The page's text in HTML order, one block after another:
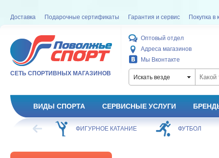
Доставка Подарочные сертификаты Гарантия и сервис Покупка в
СЕТЬ СПОРТИВНЫХ МАГАЗИНОВ
Оптовый отдел
Адреса магазинов
Мы Вконтакте
Искать везде
ВИДЫ СПОРТА СЕРВИСНЫЕ УСЛУГИ
ХОККЕЙ ФИГУРНОЕ КАТАНИЕ ФУТБОЛ